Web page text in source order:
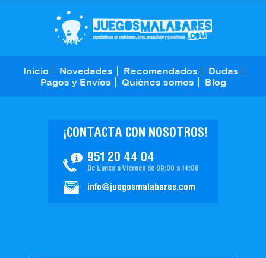
Inicio Novedades Recomendados
Dudas
Pagos y Envíos
Quiénes somos Blog
951 20 44 04
¡CONTACTA CON NOSOTROS!
De Lunes a Viernes de 09:00 a 14:00
info@juegosmalabares.com